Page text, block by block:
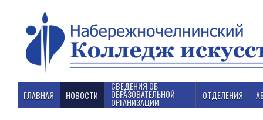
ГЛАВНАЯ НОВОСТИ
СВЕДЕНИЯ ОБ
ОБРАЗОВАТЕЛЬНОЙ
ОРГАНИЗАЦИИ
ОТДЕЛЕНИЯ